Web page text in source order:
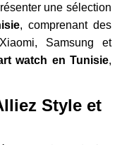
une sélection
, comprenant des
Samsung et
watch en Tunisie,
Style et